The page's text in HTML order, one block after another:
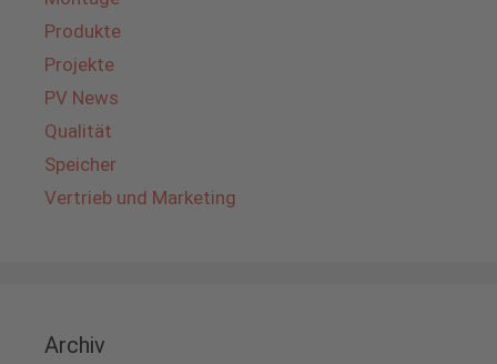
Produkte
Projekte
PV News
Qualität
Speicher
Vertrieb und Marketing
Archiv